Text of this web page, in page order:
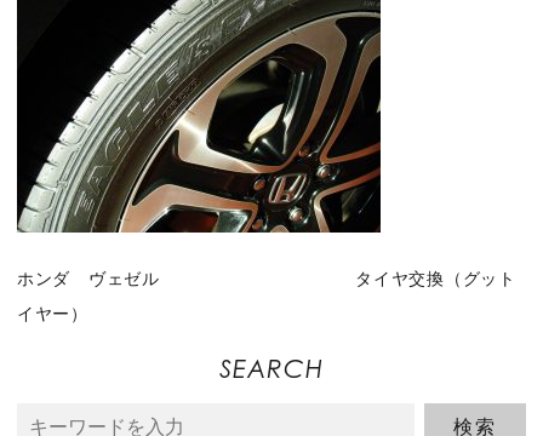
ホンダ ヴェゼル タイヤ交換（グット
イヤー）
SEARCH